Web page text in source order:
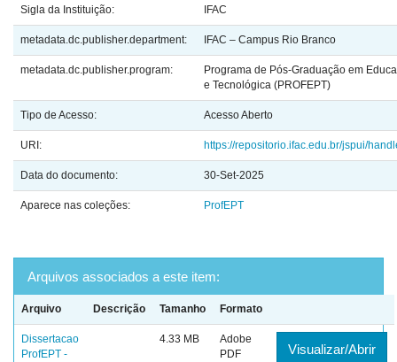
Sigla da Instituição: IFAC
metadata.dc.publisher.department: IFAC – Campus Rio Branco
metadata.dc.publisher.program:
Programa de Pós-Graduação em
e Tecnológica (PROFEPT)
Tipo de Acesso: Acesso Aberto
URI: https://repositorio.ifac.edu.br/jspui/
Data do documento: 30-Set-2025
Aparece nas coleções: ProfEPT
Arquivos associados a este item:
Arquivo Descrição Tamanho Formato
Dissertacao
ProfEPT -
4.33 MB
Adobe
PDF
Visualizar/Abrir